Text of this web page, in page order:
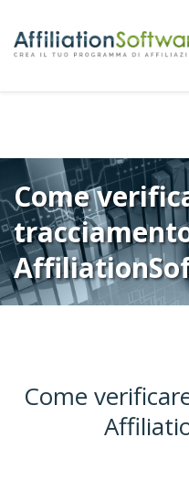
Navigazione
articolo
Come
Come